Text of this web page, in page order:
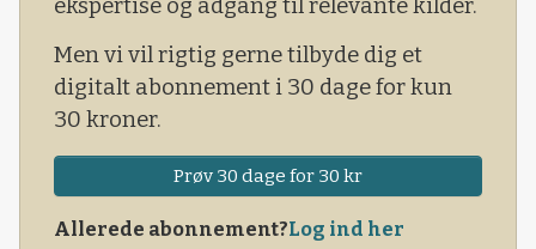
ekspertise og adgang til relevante kilder.
Men vi vil rigtig gerne tilbyde dig et
digitalt abonnement i 30 dage for kun
30 kroner.
Prøv 30 dage for 30 kr
Allerede abonnement?Log ind her